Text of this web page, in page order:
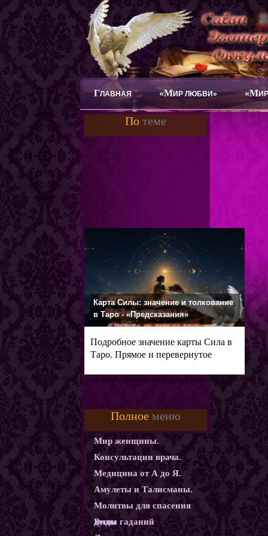
ГЛАВНАЯ «МИР ЛЮБВИ» «М
По теме
Карта Силы: значение и толкование
в Таро - «Предсказания»
Подробное значение карты Сила в
Таро. Прямое и перевернутое
Полное меню
Мир женщины.
Консультации врача.
Медицина от А до Я.
Амулеты и Талисманы.
Молитвы для спасения
души
Виды гаданий